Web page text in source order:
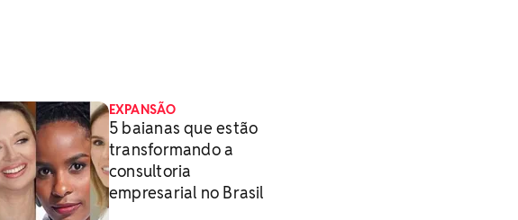
EXPANSÃO
5 baianas que estão
transformando a
consultoria
empresarial no Brasil